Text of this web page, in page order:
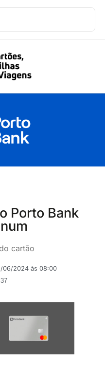
Porto Bank
cartão
06/2024 às 08:00